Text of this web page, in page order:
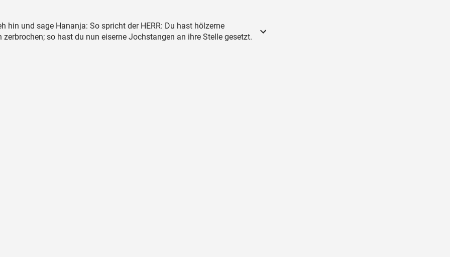
hin und sage Hananja: So spricht der HERR: Du hast hölzerne
zerbrochen; so hast du nun eiserne Jochstangen an ihre Stelle gesetzt.